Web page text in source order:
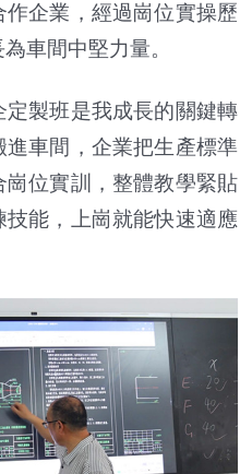
企業，經過崗位實操歷
車間中堅力量。
製班是我成長的關鍵轉
車間，企業把生產標準
位實訓，整體教學緊貼
能，上崗就能快速適應